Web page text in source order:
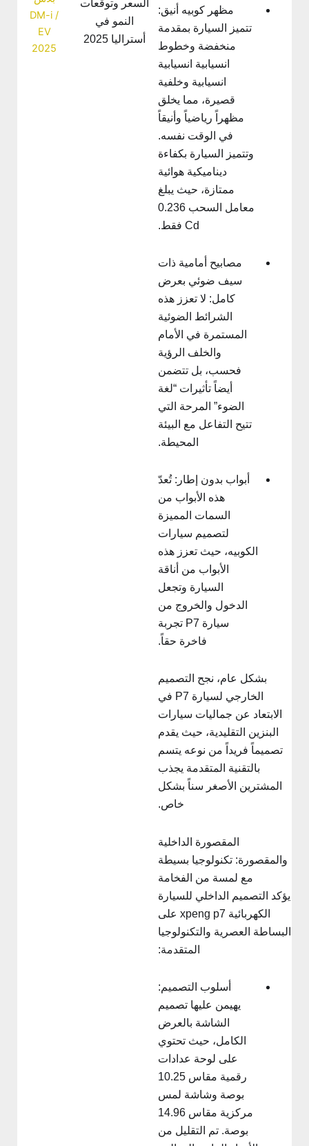
مظهر كوبيه أنيق:
تتميز السيارة بمقدمة
منخفضة وخطوط
انسيابية انسيابية
انسيابية وخلفية
قصيرة، مما يخلق
مظهراً رياضياً وأنيقاً
في الوقت نفسه.
وتتميز السيارة بكفاءة
ديناميكية هوائية
ممتازة، حيث يبلغ
معامل السحب 0.236
مصابيح أمامية ذات
سيف ضوئي بعرض
كامل: لا تعزز هذه
الشرائط الضوئية
المستمرة في الأمام
والخلف الرؤية
فحسب، بل تتضمن
أيضاً تأثيرات “لغة
الضوء” المرحة التي
تتيح التفاعل مع البيئة
المحيطة.
أبواب بدون إطار: تُعدّ
هذه الأبواب من
السمات المميزة
لتصميم سيارات
الكوبيه، حيث تعزز هذه
الأبواب من أناقة
السيارة وتجعل
الدخول والخروج من
سيارة P7 تجربة
فاخرة حقاً.
بشكل عام، نجح التصميم
الخارجي لسيارة P7 في
الابتعاد عن جماليات سيارات
البنزين التقليدية، حيث يقدم
تصميماً فريداً من نوعه يتسم
بالتقنية المتقدمة يجذب
المشترين الأصغر سناً بشكل
خاص.
المقصورة الداخلية
والمقصورة: تكنولوجيا بسيطة
مع لمسة من الفخامة
التصميم الداخلي للسيارة
الكهربائية xpeng p7 على
العصرية والتكنولوجيا
المتقدمة:
أسلوب التصميم:
يهيمن عليها تصميم
الشاشة بالعرض
الكامل، حيث تحتوي
على لوحة عدادات
رقمية مقاس 10.25
بوصة وشاشة لمس
مركزية مقاس 14.96
بوصة. تم التقليل من
السعر وتوقعات
النمو في
أستراليا 2025